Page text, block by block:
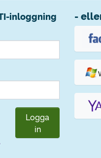
inloggning
Logga
in
-